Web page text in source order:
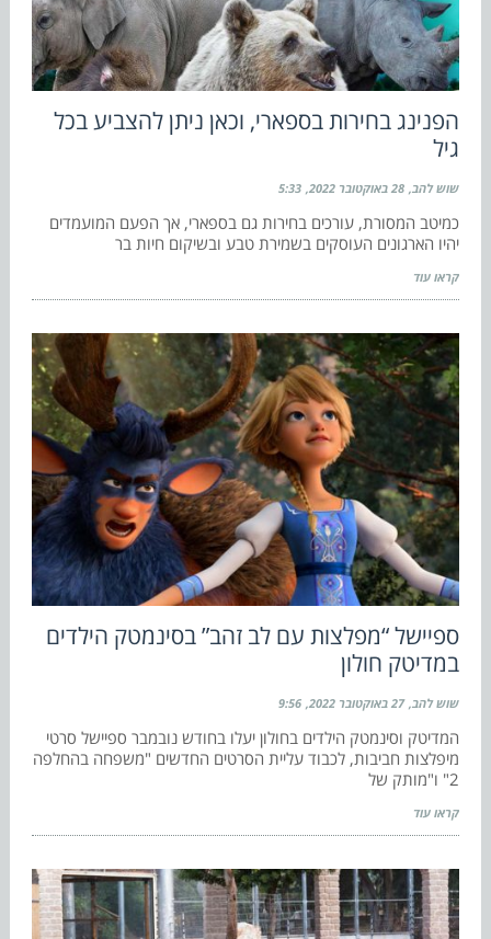
הפנינג בחירות בספארי, וכאן ניתן להצביע בכל
גיל
שוש להב 28 באוקטובר 2022 5:33
כמיטב המסורת, עורכים בחירות גם בספארי, אך הפעם המועמדים
יהיו הארגונים העוסקים בשמירת טבע ובשיקום חיות בר
קראו עוד
ספיישל “מפלצות עם לב זהב” בסינמטק הילדים
במדיטק חולון
שוש להב 27 באוקטובר 2022 9:56
המדיטק וסינמטק הילדים בחולון יעלו בחודש נובמבר ספיישל סרטי
מיפלצות חביבות, לכבוד עליית הסרטים החדשים "משפחה בהחלפה
2" ו"מותק של
קראו עוד